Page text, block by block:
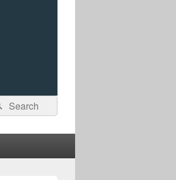
検
索